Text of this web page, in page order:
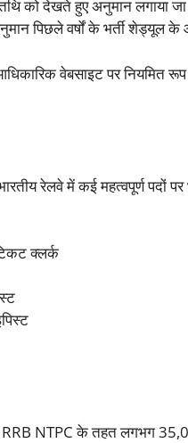
को देखते हुए अनुमान लगाया
पिछले वर्षों के भर्ती शेड्यूल के
आधिकारिक वेबसाइट पर
रेलवे में कई महत्वपूर्ण पदों
क्लर्क
NTPC के तहत लगभग